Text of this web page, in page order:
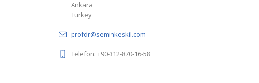
Ankara
Turkey
profdr@semihkeskil.com
Telefon: +90-312-870-16-58